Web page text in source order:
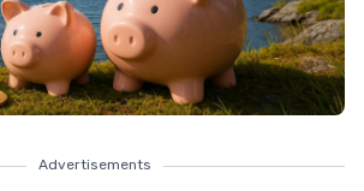
Advertisements